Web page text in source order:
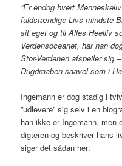
”Er endog hvert
fuldstændige Livs mindste
sit eget og til Alles Heelliv
Verdensoceanet, har han
Stor-Verdenen afspeiler sig
Dugdraaben saavel som i
Ingemann er dog stadig i
”udlevere” sig selv i en
han ikke er Ingemann, men
digteren og beskriver hans
siger det sådan her: